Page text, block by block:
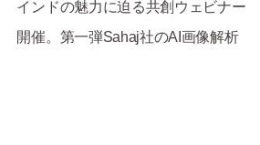
インドの魅力に迫る共創ウェビナー
開催。第一弾Sahaj社のAI画像解析